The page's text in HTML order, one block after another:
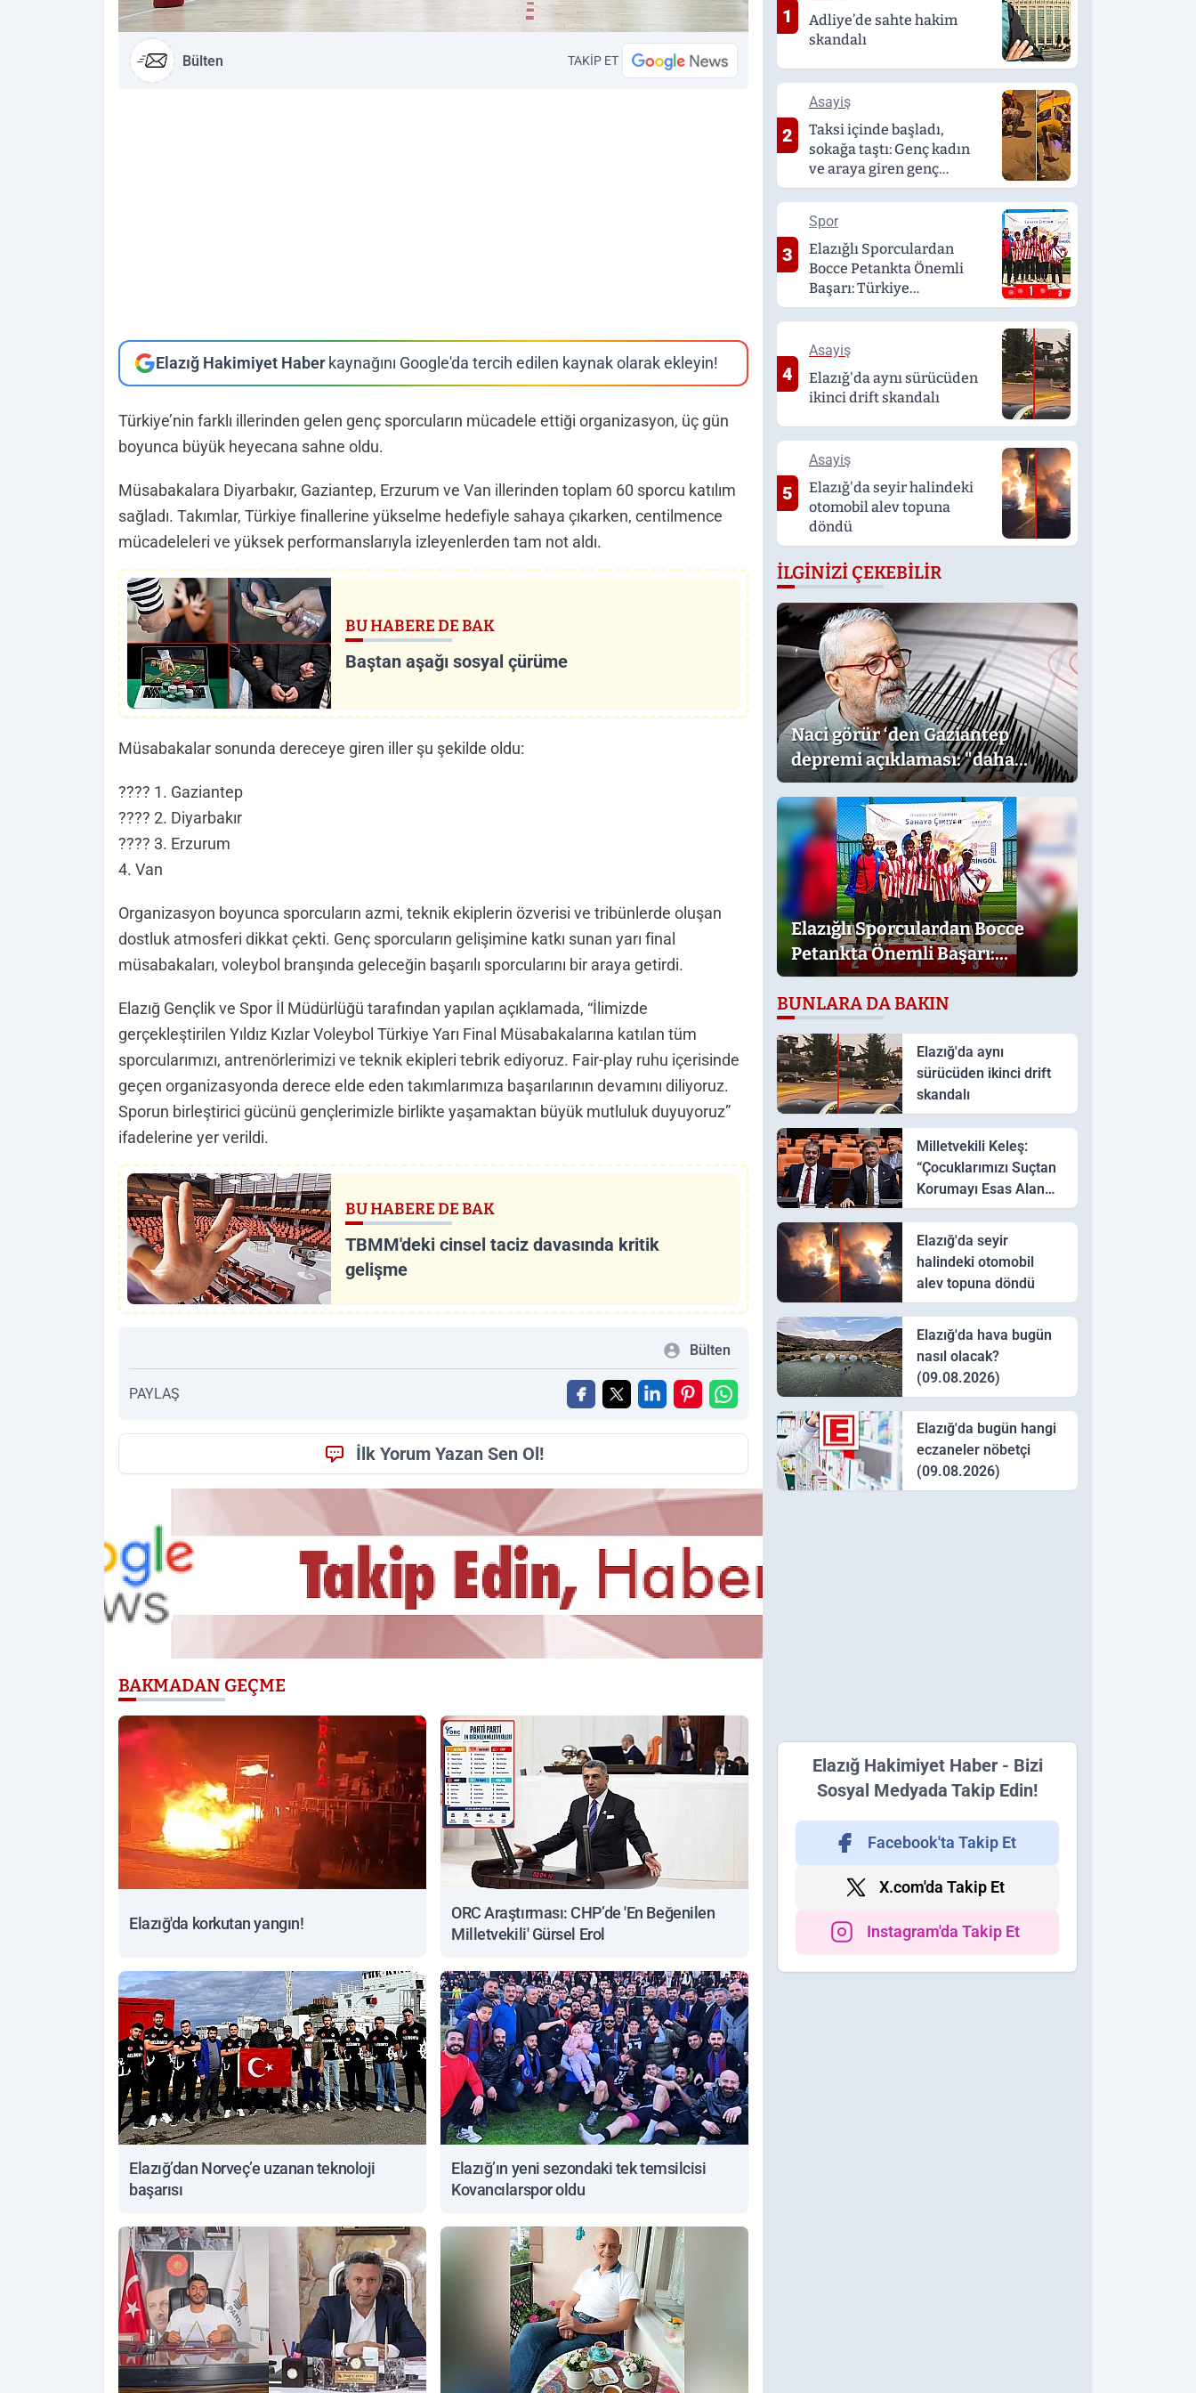
Bülten TAKİP ET
Elazığ Hakimiyet Haberkaynağını Google'da tercih edilen kaynak olarak ekleyin!
Türkiye’nin farklı illerinden gelen genç sporcuların mücadele ettiği organizasyon, üç gün
boyunca büyük heyecana sahne oldu.
Müsabakalara Diyarbakır, Gaziantep, Erzurum ve Van illerinden toplam 60 sporcu katılım
sağladı. Takımlar, Türkiye finallerine yükselme hedefiyle sahaya çıkarken, centilmence
mücadeleleri ve yüksek performanslarıyla izleyenlerden tam not aldı.
BU HABERE DE BAK
Baştan aşağı sosyal çürüme
Müsabakalar sonunda dereceye giren iller şu şekilde oldu:
???? 1. Gaziantep
???? 2. Diyarbakır
???? 3. Erzurum
4. Van
Organizasyon boyunca sporcuların azmi, teknik ekiplerin özverisi ve tribünlerde oluşan
dostluk atmosferi dikkat çekti. Genç sporcuların gelişimine katkı sunan yarı final
müsabakaları, voleybol branşında geleceğin başarılı sporcularını bir araya getirdi.
Elazığ Gençlik ve Spor İl Müdürlüğü tarafından yapılan açıklamada, “İlimizde
gerçekleştirilen Yıldız Kızlar Voleybol Türkiye Yarı Final Müsabakalarına katılan tüm
sporcularımızı, antrenörlerimizi ve teknik ekipleri tebrik ediyoruz. Fair-play ruhu içerisinde
geçen organizasyonda derece elde eden takımlarımıza başarılarının devamını diliyoruz.
Sporun birleştirici gücünü gençlerimizle birlikte yaşamaktan büyük mutluluk duyuyoruz”
ifadelerine yer verildi.
BU HABERE DE BAK
TBMM'deki cinsel taciz davasında kritik
gelişme
Bülten
PAYLAŞ
İlk Yorum Yazan Sen Ol!
BAKMADAN GEÇME
Elazığ'da korkutan yangın!
ORC Araştırması: CHP’de 'En Beğenilen
Milletvekili' Gürsel Erol
Elazığ’dan Norveç’e uzanan teknoloji
başarısı
Elazığ’ın yeni sezondaki tek temsilcisi
Kovancılarspor oldu
1
Adliye’de sahte hakim
skandalı
2
Asayiş
Taksi içinde başladı,
sokağa taştı: Genç kadın
ve araya giren genç
darbedildi
3
Spor
Elazığlı Sporculardan
Bocce Petankta Önemli
Başarı: Türkiye
Sekizinciliği
4
Asayiş
Elazığ'da aynı sürücüden
ikinci drift skandalı
5
Asayiş
Elazığ'da seyir halindeki
otomobil alev topuna
döndü
İLGINIZI ÇEKEBILIR
Naci görür ‘den Gaziantep
depremi açıklaması: "daha
büyük deprem beklemiyoruz"
Elazığlı Sporculardan Bocce
Petankta Önemli Başarı:
Türkiye Sekizinciliği
BUNLARA DA BAKIN
Elazığ'da aynı
sürücüden ikinci drift
skandalı
Milletvekili Keleş:
“Çocuklarımızı Suçtan
Korumayı Esas Alan
Düzenlemeleri TBMM
Genel Kurulu’nda
Kabul Ettik”
Elazığ'da seyir
halindeki otomobil
alev topuna döndü
Elazığ'da hava bugün
nasıl olacak?
(09.08.2026)
Elazığ'da bugün hangi
eczaneler nöbetçi
(09.08.2026)
Elazığ Hakimiyet Haber - Bizi
Sosyal Medyada Takip Edin!
Facebook'ta Takip Et
X.com'da Takip Et
Instagram'da Takip Et